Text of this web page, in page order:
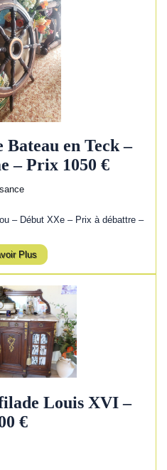
Bateau en Teck –
– Prix 1050 €
– Début XXe – Prix à débattre –
Plus
Louis XVI –
€